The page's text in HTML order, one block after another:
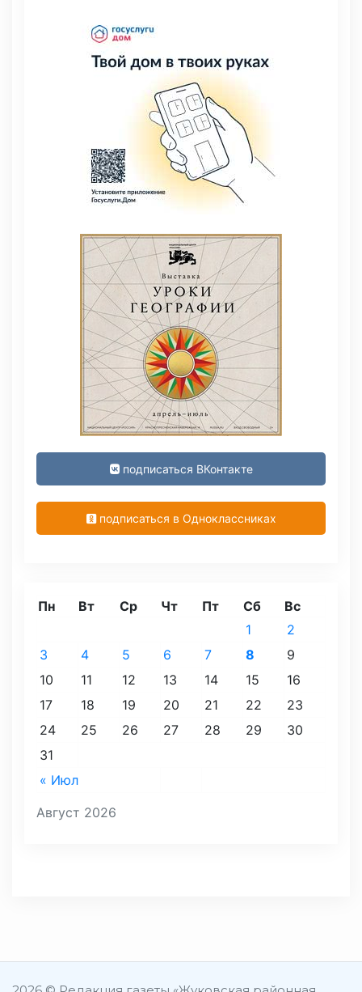
подписаться ВКонтакте
подписаться в Одноклассниках
Август 2026
Пн Вт Ср Чт Пт Сб Вс
« Июл
1
2
3
4 5 6 7 8
9
10
11 12 13 14 15
16
17
18 19 20 21 22
23
24
25 26 27 28 29
30
31